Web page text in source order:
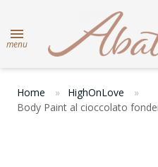
menu
Home
HighOnLove
Body Paint al cioccolato